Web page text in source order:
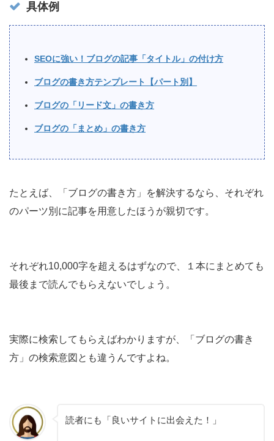
具体例
SEOに強い！ブログの記事「タイトル」の付け方
ブログの書き方テンプレート【パート別】
ブログの「リード文」の書き方
ブログの「まとめ」の書き方
たとえば、「ブログの書き方」を解決するなら、それぞれ
のパーツ別に記事を用意したほうが親切です。
それぞれ10,000字を超えるはずなので、１本にまとめても
最後まで読んでもらえないでしょう。
実際に検索してもらえばわかりますが、「ブログの書き
方」の検索意図とも違うんですよね。
読者にも「良いサイトに出会えた！」